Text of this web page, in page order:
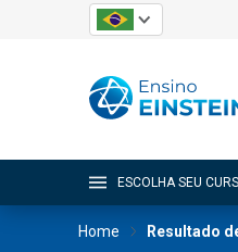
ESCOLHA SEU
Home Resultado